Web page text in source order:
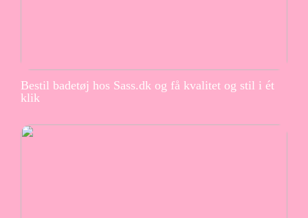
Bestil badetøj hos Sass.dk og få kvalitet og stil i ét
klik